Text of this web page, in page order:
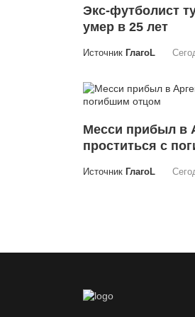
Экс-футболист
умер в 25 лет
Источник ГлагоL
Месси прибыл в
проститься с
Источник ГлагоL